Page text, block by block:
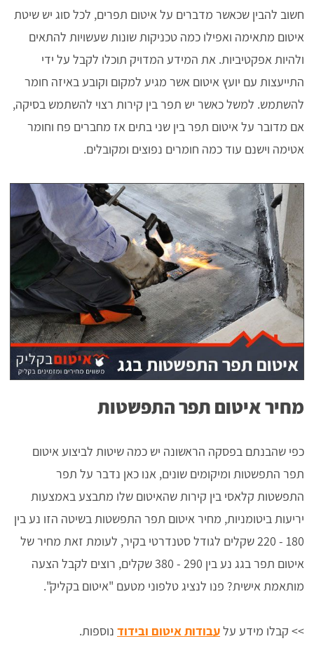
חשוב להבין שכאשר מדברים על איטום תפרים, לכל סוג יש שיטת
איטום מתאימה ואפילו כמה טכניקות שונות שעשויות להתאים
ולהיות אפקטיביות. את המידע המדויק תוכלו לקבל על ידי
התייעצות עם יועץ איטום אשר מגיע למקום וקובע באיזה חומר
להשתמש. למשל כאשר יש תפר בין קירות רצוי להשתמש בסיקה,
אם מדובר על איטום תפר בין שני בתים אז מחברים פח וחומר
אטימה וישנם עוד כמה חומרים נפוצים ומקובלים.
מחיר איטום תפר התפשטות
כפי שהבנתם בפסקה הראשונה יש כמה שיטות לביצוע איטום
תפר התפשטות ומיקומים שונים, אנו כאן נדבר על תפר
התפשטות קלאסי בין קירות שהאיטום שלו מתבצע באמצעות
יריעות ביטומניות, מחיר איטום תפר התפשטות בשיטה הזו נע בין
180 - 220 שקלים לגודל סטנדרטי בקיר, לעומת זאת מחיר של
איטום תפר בגג נע בין 290 - 380 שקלים, רוצים לקבל הצעה
מותאמת אישית? פנו לנציג טלפוני מטעם "איטום בקליק".
>> קבלו מידע עלעבודות איטום ובידוד נוספות.